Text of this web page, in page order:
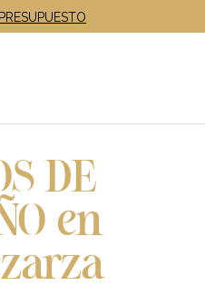
DE
en